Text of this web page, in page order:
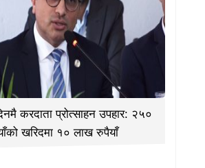
करदाता प्रोत्साहन उपहार: २५०
खरिदमा १० लाख रुपैयाँ